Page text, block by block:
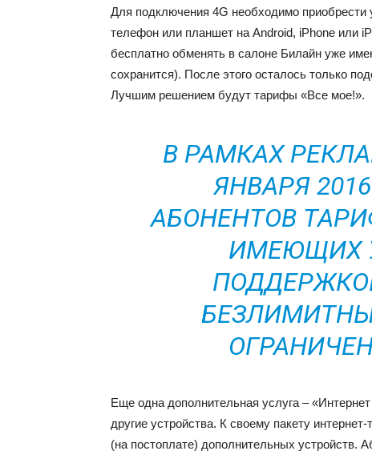
Для подключения 4G необходимо
телефон или планшет на Android, iPhone или
бесплатно обменять в салоне Билайн уже
сохранится). После этого осталось только
Лучшим решением будут тарифы «Все мое!».
В РАМКАХ
ЯНВАРЯ
АБОНЕНТОВ
ИМЕЮЩИХ
Еще одна дополнительная услуга –
другие устройства. К своему пакету
(на постоплате) дополнительных устройств.